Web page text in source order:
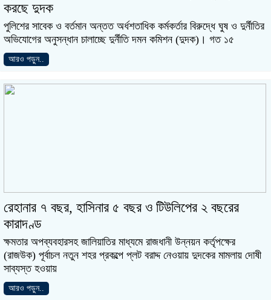
করছে দুদক
পুলিশের সাবেক ও বর্তমান অন্তত অর্ধশতাধিক কর্মকর্তার বিরুদ্ধে ঘুষ ও দুর্নীতির
অভিযোগের অনুসন্ধান চালাচ্ছে দুর্নীতি দমন কমিশন (দুদক)। গত ১৫
আরও পড়ুন..
রেহানার ৭ বছর, হাসিনার ৫ বছর ও টিউলিপের ২ বছরের
কারাদণ্ড
ক্ষমতার অপব্যবহারসহ জালিয়াতির মাধ্যমে রাজধানী উন্নয়ন কর্তৃপক্ষের
(রাজউক) পূর্বাচল নতুন শহর প্রকল্পে প্লট বরাদ্দ নেওয়ায় দুদকের মামলায় দোষী
সাব্যস্ত হওয়ায়
আরও পড়ুন..